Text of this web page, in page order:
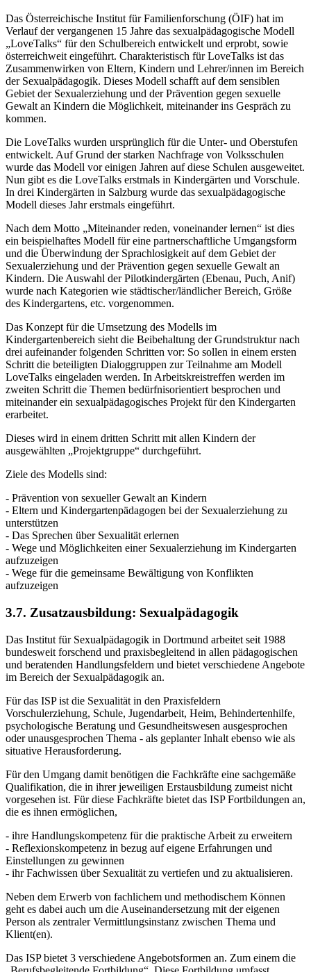
Das Österreichische Institut für Familienforschung (ÖIF) hat im
Verlauf der vergangenen 15 Jahre das sexualpädagogische Modell
„LoveTalks“ für den Schulbereich entwickelt und erprobt, sowie
österreichweit eingeführt. Charakteristisch für LoveTalks ist das
Zusammenwirken von Eltern, Kindern und Lehrer/innen im Bereich
der Sexualpädagogik. Dieses Modell schafft auf dem sensiblen
Gebiet der Sexualerziehung und der Prävention gegen sexuelle
Gewalt an Kindern die Möglichkeit, miteinander ins Gespräch zu
kommen.
Die LoveTalks wurden ursprünglich für die Unter- und Oberstufen
entwickelt. Auf Grund der starken Nachfrage von Volksschulen
wurde das Modell vor einigen Jahren auf diese Schulen ausgeweitet.
Nun gibt es die LoveTalks erstmals in Kindergärten und Vorschule.
In drei Kindergärten in Salzburg wurde das sexualpädagogische
Modell dieses Jahr erstmals eingeführt.
Nach dem Motto „Miteinander reden, voneinander lernen“ ist dies
ein beispielhaftes Modell für eine partnerschaftliche Umgangsform
und die Überwindung der Sprachlosigkeit auf dem Gebiet der
Sexualerziehung und der Prävention gegen sexuelle Gewalt an
Kindern. Die Auswahl der Pilotkindergärten (Ebenau, Puch, Anif)
wurde nach Kategorien wie städtischer/ländlicher Bereich, Größe
des Kindergartens, etc. vorgenommen.
Das Konzept für die Umsetzung des Modells im
Kindergartenbereich sieht die Beibehaltung der Grundstruktur nach
drei aufeinander folgenden Schritten vor: So sollen in einem ersten
Schritt die beteiligten Dialoggruppen zur Teilnahme am Modell
LoveTalks eingeladen werden. In Arbeitskreistreffen werden im
zweiten Schritt die Themen bedürfnisorientiert besprochen und
miteinander ein sexualpädagogisches Projekt für den Kindergarten
erarbeitet.
Dieses wird in einem dritten Schritt mit allen Kindern der
ausgewählten „Projektgruppe“ durchgeführt.
Ziele des Modells sind:
- Prävention von sexueller Gewalt an Kindern
- Eltern und Kindergartenpädagogen bei der Sexualerziehung zu
unterstützen
- Das Sprechen über Sexualität erlernen
- Wege und Möglichkeiten einer Sexualerziehung im Kindergarten
aufzuzeigen
- Wege für die gemeinsame Bewältigung von Konflikten
aufzuzeigen
3.7. Zusatzausbildung: Sexualpädagogik
Das Institut für Sexualpädagogik in Dortmund arbeitet seit 1988
bundesweit forschend und praxisbegleitend in allen pädagogischen
und beratenden Handlungsfeldern und bietet verschiedene Angebote
im Bereich der Sexualpädagogik an.
Für das ISP ist die Sexualität in den Praxisfeldern
Vorschulerziehung, Schule, Jugendarbeit, Heim, Behindertenhilfe,
psychologische Beratung und Gesundheitswesen ausgesprochen
oder unausgesprochen Thema - als geplanter Inhalt ebenso wie als
situative Herausforderung.
Für den Umgang damit benötigen die Fachkräfte eine sachgemäße
Qualifikation, die in ihrer jeweiligen Erstausbildung zumeist nicht
vorgesehen ist. Für diese Fachkräfte bietet das ISP Fortbildungen an,
die es ihnen ermöglichen,
- ihre Handlungskompetenz für die praktische Arbeit zu erweitern
- Reflexionskompetenz in bezug auf eigene Erfahrungen und
Einstellungen zu gewinnen
- ihr Fachwissen über Sexualität zu vertiefen und zu aktualisieren.
Neben dem Erwerb von fachlichem und methodischem Können
geht es dabei auch um die Auseinandersetzung mit der eigenen
Person als zentraler Vermittlungsinstanz zwischen Thema und
Klient(en).
Das ISP bietet 3 verschiedene Angebotsformen an. Zum einem die